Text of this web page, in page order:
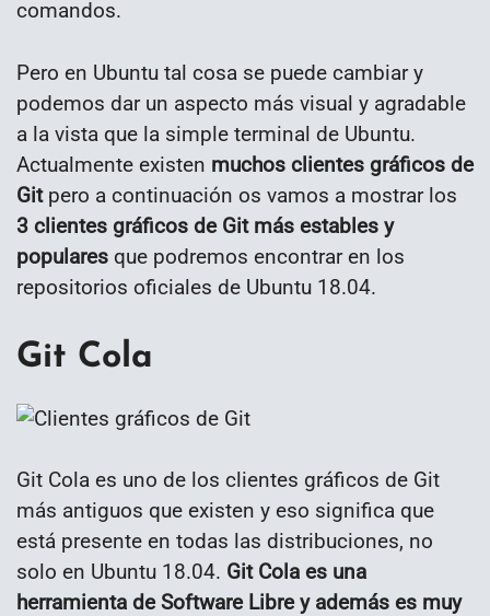
comandos.
Pero en Ubuntu tal cosa se puede cambiar y
podemos dar un aspecto más visual y agradable
a la vista que la simple terminal de Ubuntu.
Actualmente existen muchos clientes gráficos de
Gitpero a continuación os vamos a mostrar los
3 clientes gráficos de Git más estables y
populares que podremos encontrar en los
repositorios oficiales de Ubuntu 18.04.
Git Cola
Git Cola es uno de los clientes gráficos de Git
más antiguos que existen y eso significa que
está presente en todas las distribuciones, no
solo en Ubuntu 18.04. Git Cola es una
herramienta de Software Libre y además es muy